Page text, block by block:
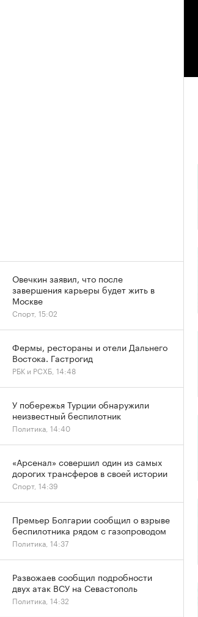
Овечкин заявил, что после
завершения карьеры будет жить в
Москве
Спорт, 15:02
Фермы, рестораны и отели Дальнего
Востока. Гастрогид
РБК и РСХБ, 14:48
У побережья Турции обнаружили
неизвестный беспилотник
Политика, 14:40
«Арсенал» совершил один из самых
дорогих трансферов в своей истории
Спорт, 14:39
Премьер Болгарии сообщил о взрыве
беспилотника рядом с газопроводом
Политика, 14:37
Развожаев сообщил подробности
двух атак ВСУ на Севастополь
Политика, 14:32